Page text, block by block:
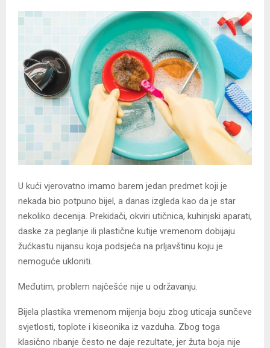
U kući vjerovatno imamo barem jedan predmet koji je
nekada bio potpuno bijel, a danas izgleda kao da je star
nekoliko decenija. Prekidači, okviri utičnica, kuhinjski aparati,
daske za peglanje ili plastične kutije vremenom dobijaju
žućkastu nijansu koja podsjeća na prljavštinu koju je
nemoguće ukloniti.
Međutim, problem najčešće nije u održavanju.
Bijela plastika vremenom mijenja boju zbog uticaja sunčeve
svjetlosti, toplote i kiseonika iz vazduha. Zbog toga
klasično ribanje često ne daje rezultate, jer žuta boja nije